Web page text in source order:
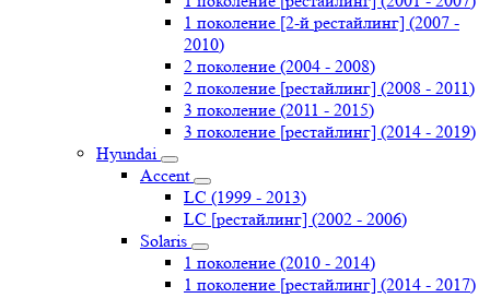
1 поколение [2-й рестайлинг] (2007 -
2010)
2 поколение (2004 - 2008)
2 поколение [рестайлинг] (2008 - 2011)
3 поколение (2011 - 2015)
3 поколение [рестайлинг] (2014 - 2019)
Hyundai
Accent
LC (1999 - 2013)
LC [рестайлинг] (2002 - 2006)
Solaris
1 поколение (2010 - 2014)
1 поколение [рестайлинг] (2014 - 2017)